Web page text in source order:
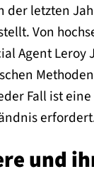
letzten
Von
Agent
Fall ist
und